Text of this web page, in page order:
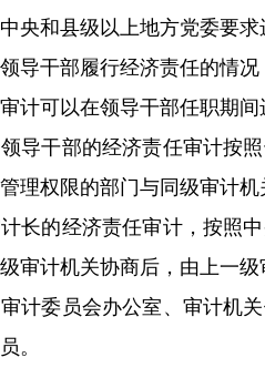
和县级以上地方党委要求
部履行经济责任的情况
可以在领导干部任职期间
部的经济责任审计按照
理权限的部门与同级审计
的经济责任审计，按照中
审计机关协商后，由上一
员会办公室、审计机关
。